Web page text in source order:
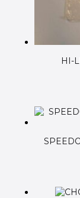
HI-